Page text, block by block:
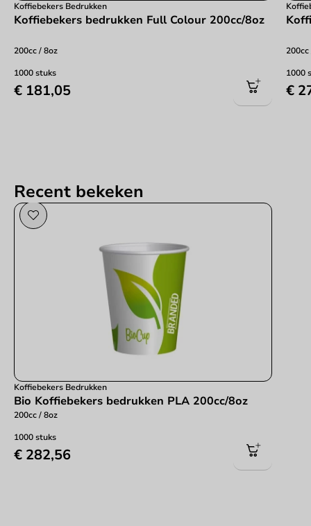
Koffiebekers Bedrukken
Koffiebekers bedrukken Full Colour 200cc/8oz
200cc / 8oz
1000 stuks
€ 181,05
1000
€
Recent bekeken
Koffiebekers Bedrukken
Bio Koffiebekers bedrukken PLA 200cc/8oz
200cc / 8oz
1000 stuks
€ 282,56